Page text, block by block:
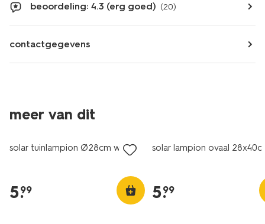
beoordeling: 4.3 (erg goed) (20)
contactgegevens
meer van dit
solar tuinlampion Ø28cm wit
5.
99
solar lampion ovaal
5.
99